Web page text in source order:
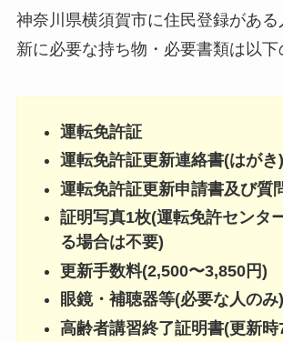
神奈川県横須賀市に住民登録がある
新に必要な持ち物・必要書類は以下
運転免許証
運転免許証更新連絡書(はがき)
運転免許証更新申請書及び質
証明写真1枚(運転免許センタ
る場合は不要)
更新手数料(2,500〜3,850円)
眼鏡・補聴器等(必要な人のみ)
高齢者講習終了証明書(更新